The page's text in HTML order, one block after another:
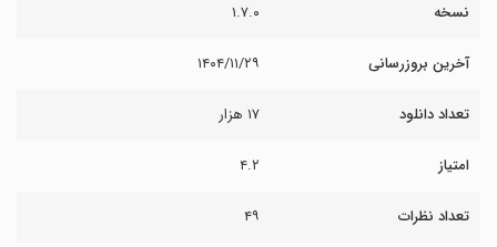
نسخه ۱.۷.۰
آخرین بروزرسانی ۱۴۰۴/۱۱/۲۹
تعداد دانلود ۱۷ هزار
امتیاز ۴.۲
تعداد نظرات ۴۹